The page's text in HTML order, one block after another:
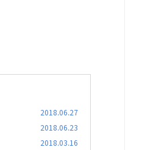
2018.06.27
2018.06.23
2018.03.16